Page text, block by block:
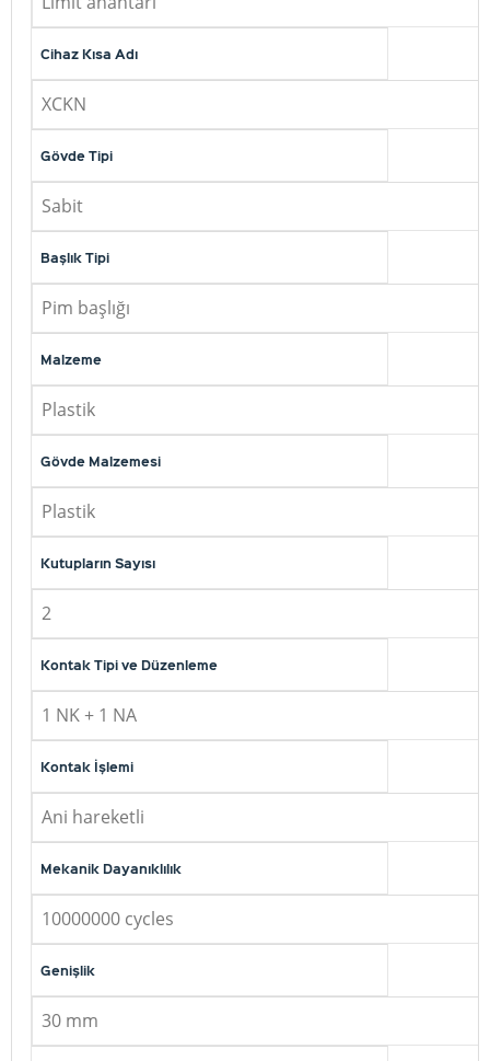
Cihaz Kısa Adı
XCKN
Gövde Tipi
Sabit
Başlık Tipi
Pim başlığı
Malzeme
Plastik
Gövde Malzemesi
Plastik
Kutupların Sayısı
2
Kontak Tipi ve Düzenleme
1 NK + 1 NA
Kontak İşlemi
Ani hareketli
Mekanik Dayanıklılık
10000000 cycles
Genişlik
30 mm